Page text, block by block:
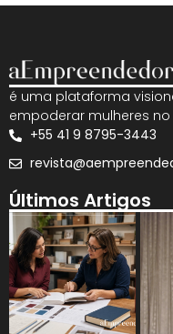
é uma plataforma
empoderar mulheres
+55 41 9 8795-3443
Últimos Artigos